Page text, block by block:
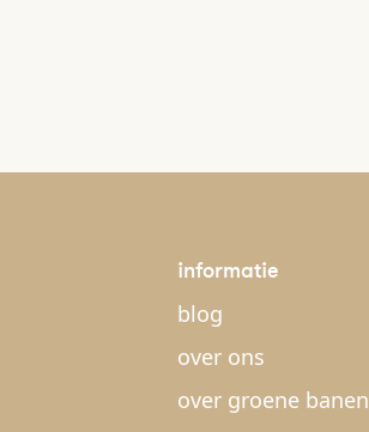
informatie
blog
over ons
over groene banen